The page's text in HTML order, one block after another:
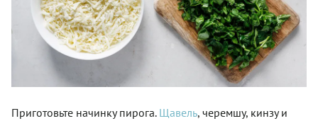
Приготовьте начинку пирога. Щавель, черемшу, кинзу и